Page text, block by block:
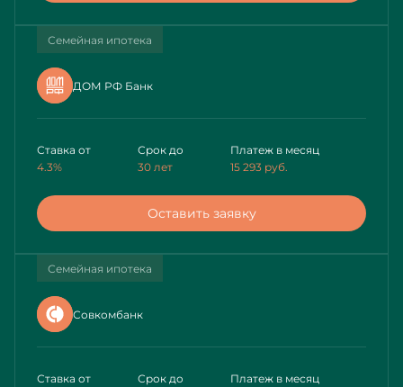
Семейная ипотека
ДОМ РФ Банк
Ставка от
4.3%
Срок до
30 лет
Платеж в месяц
15 293 руб.
Оставить заявку
Семейная ипотека
Совкомбанк
Ставка от
Срок до
Платеж в месяц